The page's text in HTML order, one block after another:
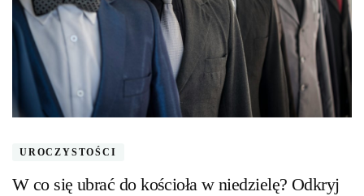
UROCZYSTOŚCI
W co się ubrać do kościoła w niedzielę? Odkryj